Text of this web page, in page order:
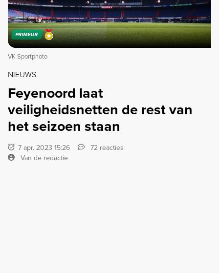
PRIMEUR
VK Sportphoto
NIEUWS
Feyenoord laat
veiligheidsnetten de rest van
het seizoen staan
7 apr. 2023 15:26
72 reacties
Van de redactie